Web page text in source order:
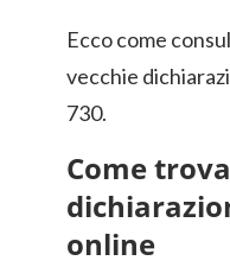
Ecco come
vecchie
730.
Come
online